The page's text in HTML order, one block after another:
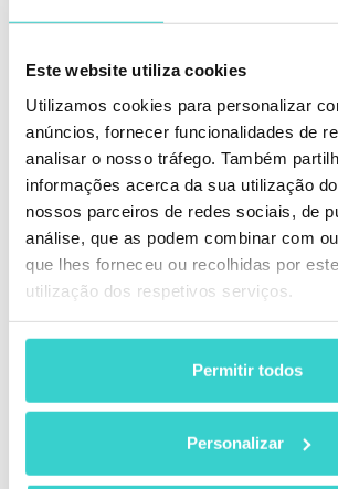
Este website utiliza cookies
Utilizamos cookies para personalizar
anúncios, fornecer funcionalidades de
analisar o nosso tráfego. Também
informações acerca da sua utilização
nossos parceiros de redes sociais, de
análise, que as podem combinar com
que lhes forneceu ou recolhidas por
utilização dos respetivos serviços.
Permitir todos
Personalizar
e Purge e atender ao padrão R2 para
Nossa solução também passou em um
teste usando o Método de Teste de
Produto ADISA e recebeu a certificação
confirmando que nosso software pode
higienizar dados em relação aos níveis
Hoje em dia, o procedimento adequado
de dados é essencial para qualquer
com dispositivos usados. E para ter